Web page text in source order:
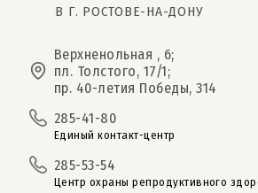
В Г. РОСТОВЕ-НА-ДОНУ
Верхненольная , 6;
пл. Толстого, 17/1;
пр. 40-летия Победы, 314
285-41-80
Единый контакт-центр
285-53-54
Центр охраны репродуктивного